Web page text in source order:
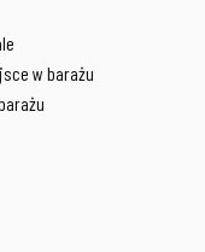
w barażu